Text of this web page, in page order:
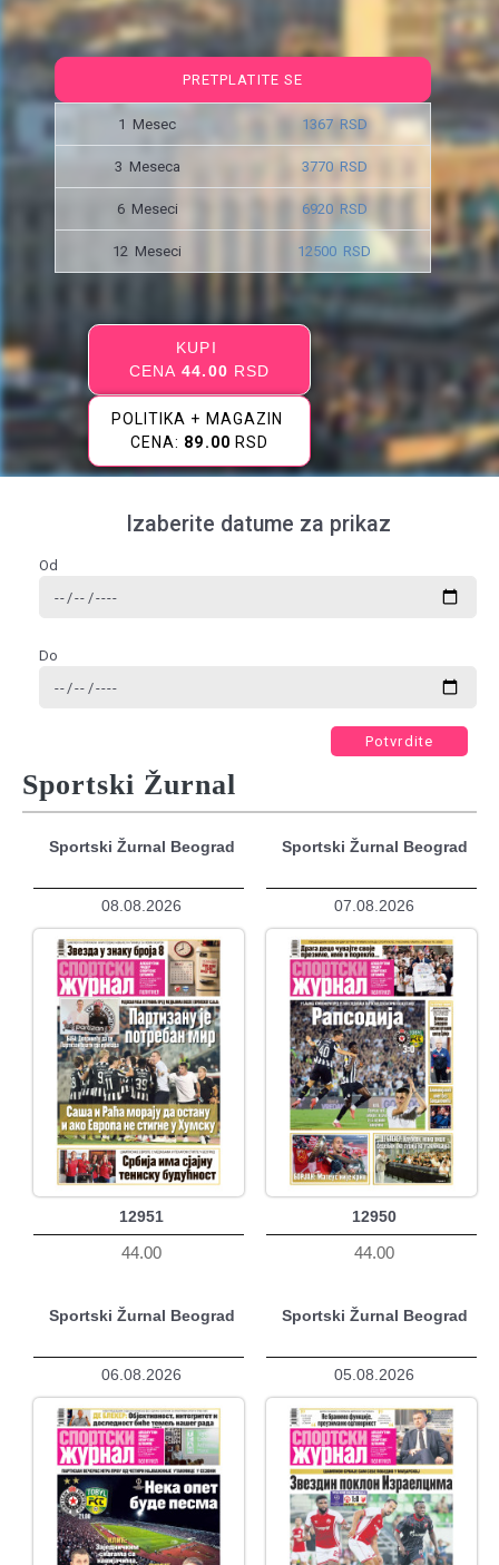
PRETPLATITE SE
1 Mesec 1367 RSD
3 Meseca 3770 RSD
6 Meseci 6920 RSD
12 Meseci 12500 RSD
KUPI
CENA44.00 RSD
POLITIKA + MAGAZIN
CENA: 89.00 RSD
Izaberite datume za prikaz
Od
Do
Potvrdite
Sportski Žurnal
Sportski Žurnal Beograd
08.08.2026
12951
44.00
Sportski Žurnal Beograd
07.08.2026
12950
44.00
Sportski Žurnal Beograd
06.08.2026
Sportski Žurnal Beograd
05.08.2026